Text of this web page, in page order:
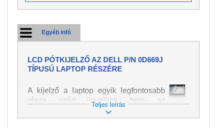
Egyéb infó
LCD PÓTKIJELZŐ AZ DELL P/N 0D669J
TÍPUSÚ LAPTOP RÉSZÉRE
A kijelző a laptop egyik legfontosabb
része, ezért ügyelünk, hogy az
pótalkatrész a legjobb minőségű
legyen. A kép és szöveg különféle
Teljes leírás